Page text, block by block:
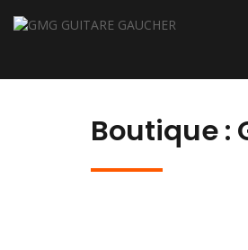
Boutique :